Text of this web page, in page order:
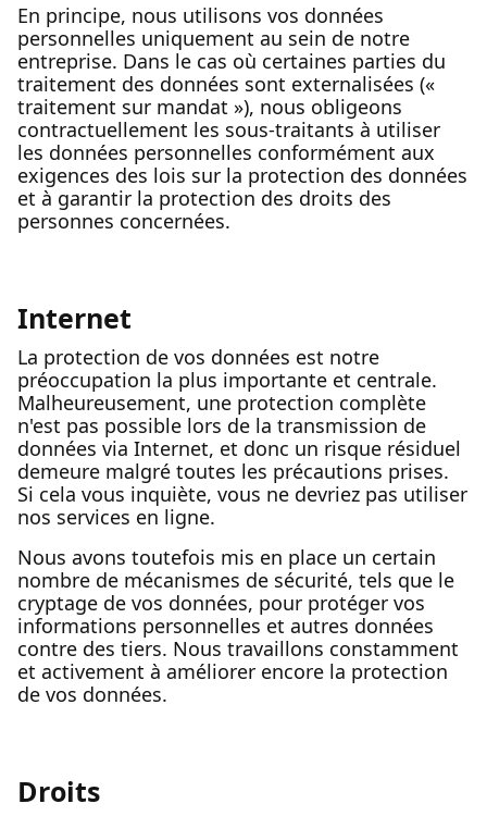
En principe, nous utilisons vos données
personnelles uniquement au sein de notre
entreprise. Dans le cas où certaines parties du
traitement des données sont externalisées («
traitement sur mandat »), nous obligeons
contractuellement les sous-traitants à utiliser
les données personnelles conformément aux
exigences des lois sur la protection des données
et à garantir la protection des droits des
personnes concernées.
Internet
La protection de vos données est notre
préoccupation la plus importante et centrale.
Malheureusement, une protection complète
n'est pas possible lors de la transmission de
données via Internet, et donc un risque résiduel
demeure malgré toutes les précautions prises.
Si cela vous inquiète, vous ne devriez pas utiliser
nos services en ligne.
Nous avons toutefois mis en place un certain
nombre de mécanismes de sécurité, tels que le
cryptage de vos données, pour protéger vos
informations personnelles et autres données
contre des tiers. Nous travaillons constamment
et activement à améliorer encore la protection
de vos données.
Droits